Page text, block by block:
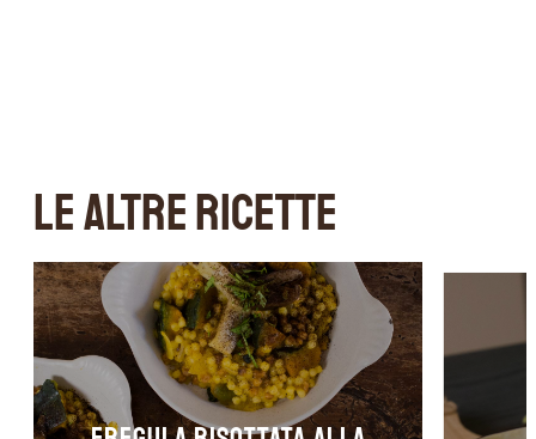
LE ALTRE RICETTE